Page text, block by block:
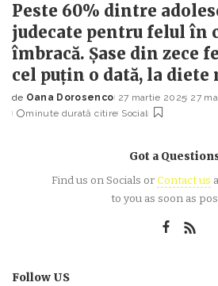
Peste 60% dintre
judecate pentru felul în
îmbracă. Șase din zece
cel puțin o dată, la diete
Posted
by
de Oana Dorosenco 27 martie 2025 27
minute durată citire Social
Got a
Find us on Socials orContact us
to you as soon as
Follow US